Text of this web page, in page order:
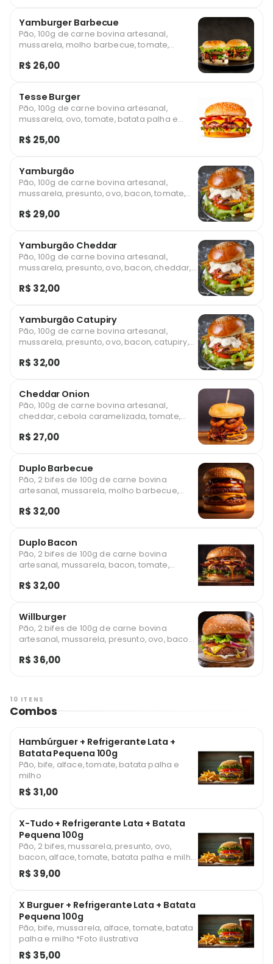
Yamburger Barbecue
Pão, 100g de carne bovina artesanal,
mussarela, molho barbecue, tomate,
R$ 26,00
Tesse Burger
Pão, 100g de carne bovina artesanal,
mussarela, ovo, tomate, batata palha e
R$ 25,00
Yamburgão
Pão, 100g de carne bovina artesanal,
mussarela, presunto, ovo, bacon, tomate,
R$ 29,00
Yamburgão Cheddar
Pão, 100g de carne bovina artesanal,
mussarela, presunto, ovo, bacon, cheddar,
ilustrativa
R$ 32,00
Yamburgão Catupiry
Pão, 100g de carne bovina artesanal,
mussarela, presunto, ovo, bacon, catupiry,
ilustrativa
R$ 32,00
Cheddar Onion
Pão, 100g de carne bovina artesanal,
cheddar, cebola caramelizada, tomate,
R$ 27,00
Duplo Barbecue
Pão, 2 bifes de 100g de carne bovina
artesanal, mussarela, molho barbecue,
ilustrativa
R$ 32,00
Duplo Bacon
Pão, 2 bifes de 100g de carne bovina
artesanal, mussarela, bacon, tomate,
R$ 32,00
Willburger
Pão, 2 bifes de 100g de carne bovina
artesanal, mussarela, presunto, ovo, bacon,
*Foto ilustrativa
R$ 36,00
10 ITENS
Combos
Hambúrguer + Refrigerante Lata +
Batata Pequena 100g
Pão, bife, alface, tomate, batata palha e
milho
R$ 31,00
X-Tudo + Refrigerante Lata + Batata
Pequena 100g
Pão, 2 bifes, mussarela, presunto, ovo,
bacon, alface, tomate, batata palha e milho
*Foto ilustrativa
R$ 39,00
X Burguer + Refrigerante Lata + Batata
Pequena 100g
Pão, bife, mussarela, alface, tomate, batata
palha e milho *Foto ilustrativa
R$ 35,00